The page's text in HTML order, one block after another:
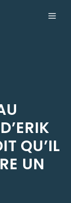
QU’IL
UN